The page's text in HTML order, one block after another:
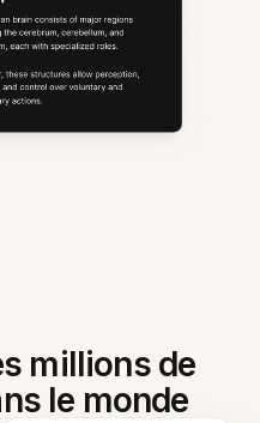
millions de
le monde